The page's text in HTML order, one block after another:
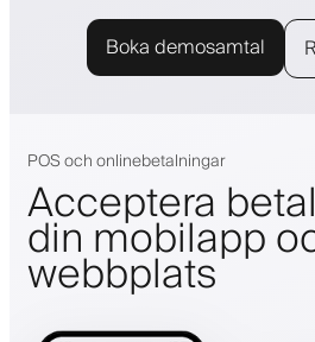
Boka demosamtal
POS och onlinebetalningar
Acceptera
din mobilapp
webbplats